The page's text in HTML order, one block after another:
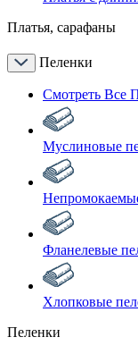
Платья, сарафаны
Пеленки
Смотреть Все
Муслиновые
Фланелевые
Хлопковые
Пеленки